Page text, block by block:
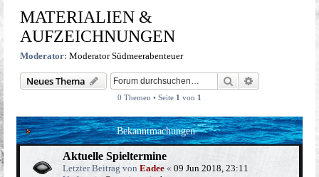
MATERIALIEN &
AUFZEICHNUNGEN
Moderator: Moderator Südmeerabenteuer
Neues Thema Suche
0 Themen • Seite 1 von 1
Bekanntmachungen
Aktuelle Spieltermine
Letzter Beitrag von Eadee « 09 Jun 2018, 23:11